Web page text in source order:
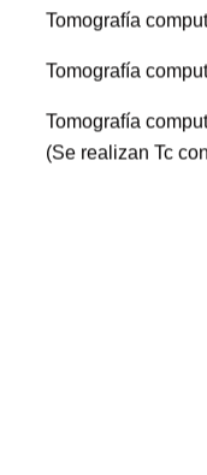
Tomografía
Tomografía
Tomografía
(Se realizan Tc